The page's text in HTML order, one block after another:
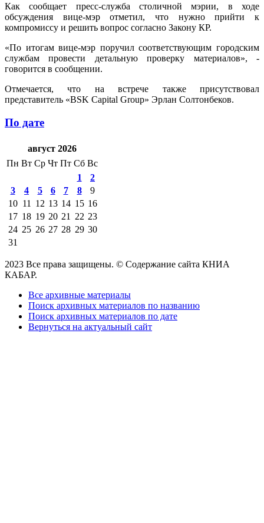
Как сообщает пресс-служба столичной мэрии, в ходе
обсуждения вице-мэр отметил, что нужно прийти к
компромиссу и решить вопрос согласно Закону КР.
«По итогам вице-мэр поручил соответствующим городским
службам провести детальную проверку материалов», -
говорится в сообщении.
Отмечается, что на встрече также присутствовал
представитель «BSK Capital Group» Эрлан Солтонбеков.
По дате
август 2026
Пн Вт Ср Чт Пт Сб Вс
1
2
3
4 5 6 7 8
9
10 11 12 13 14 15 16
17 18 19 20 21 22 23
24 25 26 27 28 29 30
31
2023 Все права защищены. © Содержание сайта КНИА
КАБАР.
Все архивные материалы
Поиск архивных материалов по названию
Поиск архивных материалов по дате
Вернуться на актуальный сайт